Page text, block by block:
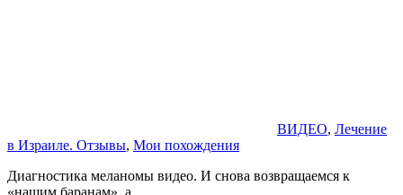
ВИДЕО, Лечение
в Израиле. Отзывы, Мои похождения
Диагностика меланомы видео. И снова возвращаемся к